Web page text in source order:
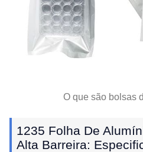
O que são bolsas
1235 Folha De
Alta Barreira: